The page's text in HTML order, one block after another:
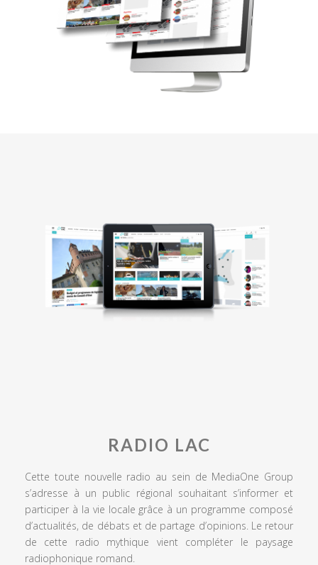
RADIO LAC
Cette toute nouvelle radio au sein de MediaOne Group
s’adresse à un public régional souhaitant s’informer et
participer à la vie locale grâce à un programme composé
d’actualités, de débats et de partage d’opinions. Le retour
de cette radio mythique vient compléter le paysage
radiophonique romand.